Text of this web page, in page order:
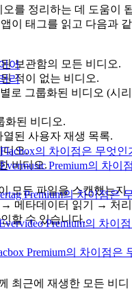
어
리
의 차이점은 무엇인
Premium의 차이
Premium의 차이점은
Premium의 차이
Premium의 차이점은
를 정리하는 데 도움이
이 태그를 읽고 다음과 같
보관함의 모든 비디오.
적이 없는 비디오.
로 그룹화된 비디오 (시리
화된 비디오.
된 사용자 재생 목록.
디오.
비디오.
모든 파일을 스캔했는지
메타데이터 읽기 → 처리
할 수 있습니다.
최근에 재생한 모든 비디